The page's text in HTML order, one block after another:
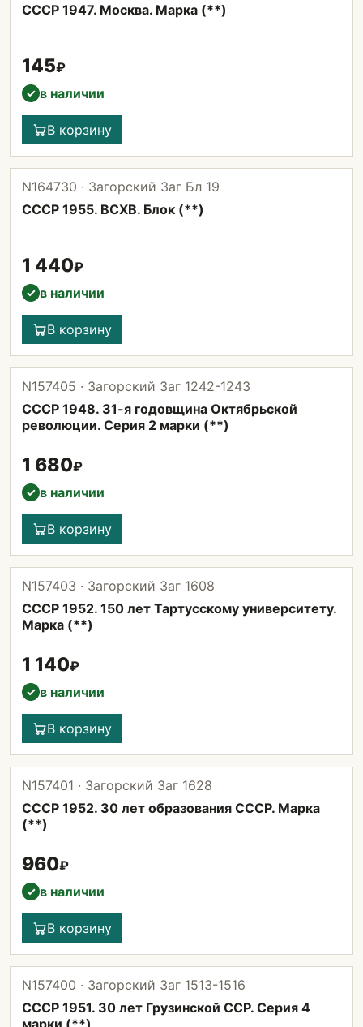
СССР 1947. Москва. Марка (**)
145₽
✓ в наличии
В корзину
N164730 · Загорский Заг Бл 19
СССР 1955. ВСХВ. Блок (**)
1 440₽
✓ в наличии
В корзину
N157405 · Загорский Заг 1242-1243
СССР 1948. 31-я годовщина Октябрьской
революции. Серия 2 марки (**)
1 680₽
✓ в наличии
В корзину
N157403 · Загорский Заг 1608
СССР 1952. 150 лет Тартусскому университету.
Марка (**)
1 140₽
✓ в наличии
В корзину
N157401 · Загорский Заг 1628
СССР 1952. 30 лет образования СССР. Марка
(**)
960₽
✓ в наличии
В корзину
N157400 · Загорский Заг 1513-1516
СССР 1951. 30 лет Грузинской ССР. Серия 4
марки (**)